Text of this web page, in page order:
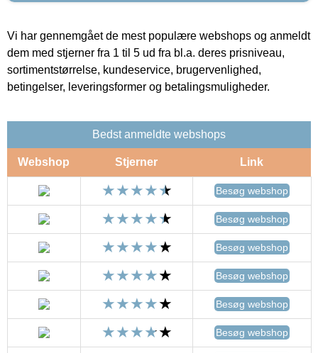
Vi har gennemgået de mest populære webshops og anmeldt
dem med stjerner fra 1 til 5 ud fra bl.a. deres prisniveau,
sortimentstørrelse, kundeservice, brugervenlighed,
betingelser, leveringsformer og betalingsmuligheder.
Bedst anmeldte webshops
Webshop Stjerner Link
Besøg webshop
Besøg webshop
Besøg webshop
Besøg webshop
Besøg webshop
Besøg webshop